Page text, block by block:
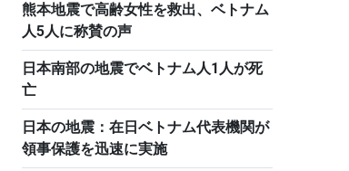
熊本地震で高齢女性を救出、ベトナム
人5人に称賛の声
日本南部の地震でベトナム人1人が死
亡
日本の地震：在日ベトナム代表機関が
領事保護を迅速に実施